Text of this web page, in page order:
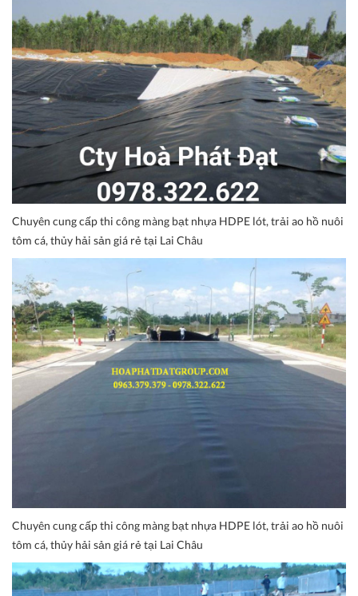
Chuyên cung cấp thi công màng bạt nhựa HDPE lót, trải ao hồ nuôi
tôm cá, thủy hải sản giá rẻ tại Lai Châu
Chuyên cung cấp thi công màng bạt nhựa HDPE lót, trải ao hồ nuôi
tôm cá, thủy hải sản giá rẻ tại Lai Châu